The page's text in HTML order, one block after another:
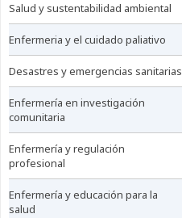
salud y sustentabilidad ambiental
enfermeria y el cuidado paliativo
desastres y emergencias sanitarias
enfermería en investigación
comunitaria
enfermería y regulación
profesional
enfermería y educación para la
salud